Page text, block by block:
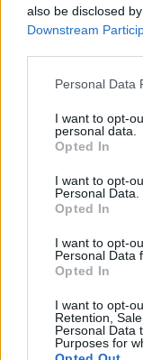
also be disclosed
Downstream
Please note that
not limited to your
grant or deny
use your data for
consent section.
Personal Data
I want to opt-
personal data.
Opted In
I want to opt-
Personal Data.
Opted In
I want to opt-
Personal Data
Opted In
I want to opt-
Retention,
Personal Data
Purposes for
PIKNIK ITALOK:
Ahogy tavaszodik és
támad kedve